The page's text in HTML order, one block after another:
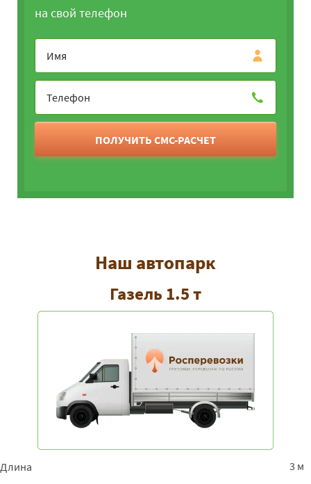
на свой телефон
ПОЛУЧИТЬ СМС-РАСЧЕТ
Наш автопарк
Газель 1.5 т
Длина 3 м